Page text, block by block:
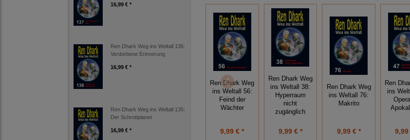
16,99 € *
Ren Dhark Weg ins Weltall 136:
Verdorbene Erinnerung
16,99 € *
Ren Dhark Weg ins Weltall 135:
Der Schrottplanet
16,99 € *
Ren Dhark Weg
ins Weltall 56:
Feind der
Wächter
9,99 € *
Ren Dhark Weg
ins Weltall 38:
Hyperraum
nicht
zugänglich
9,99 € *
Ren Dhark Weg
ins Weltall 76:
Makrito
9,99 € *
Ren
ins
9,99